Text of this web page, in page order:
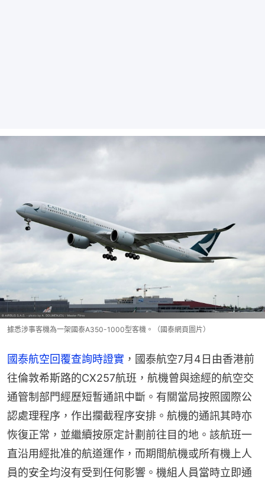
據悉涉事客機為一架國泰A350-1000型客機。（國泰網頁圖片）
國泰航空回覆查詢時證實 ，國泰航空7月4日由香港前
往倫敦希斯路的CX257航班，航機曾與途經的航空交
通管制部門經歷短暫通訊中斷。有關當局按照國際公
認處理程序，作出攔截程序安排。航機的通訊其時亦
恢復正常，並繼續按原定計劃前往目的地。該航班一
直沿用經批准的航道運作，而期間航機或所有機上人
員的安全均沒有受到任何影響。機組人員當時立即通